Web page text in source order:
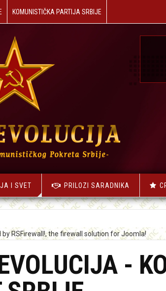
KOMUNISTIČKA PARTIJA SRBIJE
I SVET PRILOZI SARADNIKA
-